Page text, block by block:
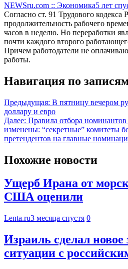
NEWSru.com :: Экономика5 лет
Согласно ст. 91 Трудового кодекса
продолжительность рабочего
часов в неделю. Но переработки
почти каждого второго
Причем работодатели не
работы.
Навигация по
Предыдущая: В пятницу вечером
доллару и евро
Далее: Правила отбора
изменены: “секретные” комитеты
претендентов на главные
Похожие новости
Ущерб Ирана от
США оценили
Lenta.ru3 месяца спустя 0
Израиль сделал новое
ситуации с